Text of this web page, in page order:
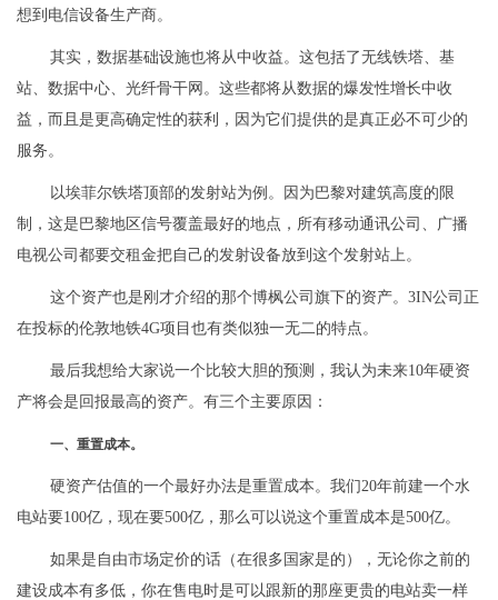
想到电信设备生产商。
其实，数据基础设施也将从中收益。这包括了无线铁塔、基
站、数据中心、光纤骨干网。这些都将从数据的爆发性增长中收
益，而且是更高确定性的获利，因为它们提供的是真正必不可少的
服务。
以埃菲尔铁塔顶部的发射站为例。因为巴黎对建筑高度的限
制，这是巴黎地区信号覆盖最好的地点，所有移动通讯公司、广播
电视公司都要交租金把自己的发射设备放到这个发射站上。
这个资产也是刚才介绍的那个博枫公司旗下的资产。3IN公司正
在投标的伦敦地铁4G项目也有类似独一无二的特点。
最后我想给大家说一个比较大胆的预测，我认为未来10年硬资
产将会是回报最高的资产。有三个主要原因：
一、重置成本。
硬资产估值的一个最好办法是重置成本。我们20年前建一个水
电站要100亿，现在要500亿，那么可以说这个重置成本是500亿。
如果是自由市场定价的话（在很多国家是的），无论你之前的
建设成本有多低，你在售电时是可以跟新的那座更贵的电站卖一样